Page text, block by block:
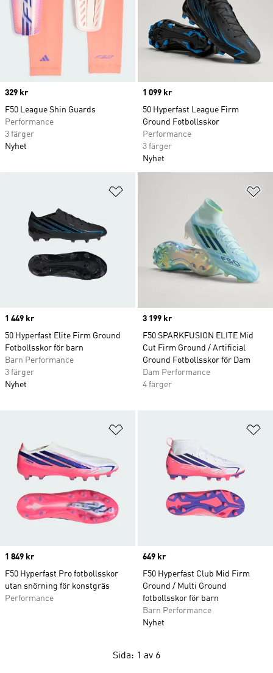
Price
329 kr
F50 League Shin Guards
Performance
3 färger
Nyhet
Price
1 099 kr
50 Hyperfast League Firm
Ground Fotbollsskor
Performance
3 färger
Nyhet
Price
1 449 kr
50 Hyperfast Elite Firm Ground
Fotbollsskor för barn
Barn Performance
3 färger
Nyhet
Price
3 199 kr
F50 SPARKFUSION ELITE Mid
Cut Firm Ground / Artificial
Ground Fotbollsskor för Dam
Dam Performance
4 färger
Price
1 849 kr
F50 Hyperfast Pro fotbollsskor
utan snörning för konstgräs
Performance
Price
649 kr
F50 Hyperfast Club Mid Firm
Ground / Multi Ground
fotbollsskor för barn
Barn Performance
Nyhet
Sida: 1 av 6